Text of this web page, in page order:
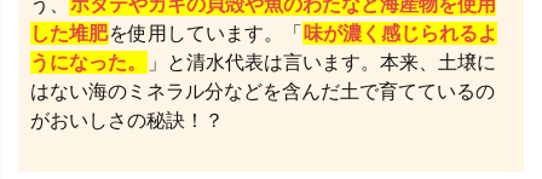
した堆肥を使用しています。「 味が濃く感じられるよ
うになった。
」と清水代表は言います。本来、土壌に
はない海のミネラル分などを含んだ土で育てているの
がおいしさの秘訣！？